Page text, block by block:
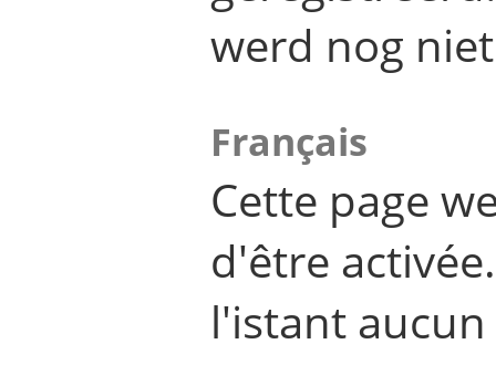
werd nog
Français
Cette page
d'être
l'istant